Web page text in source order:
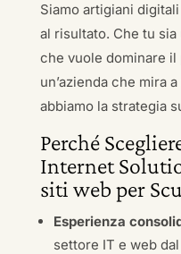
Siamo artigiani
al risultato. Che tu
che vuole dominare
un’azienda che mira
abbiamo la strategia
Perché
Internet
siti web per
Esperienza
settore IT e web dal